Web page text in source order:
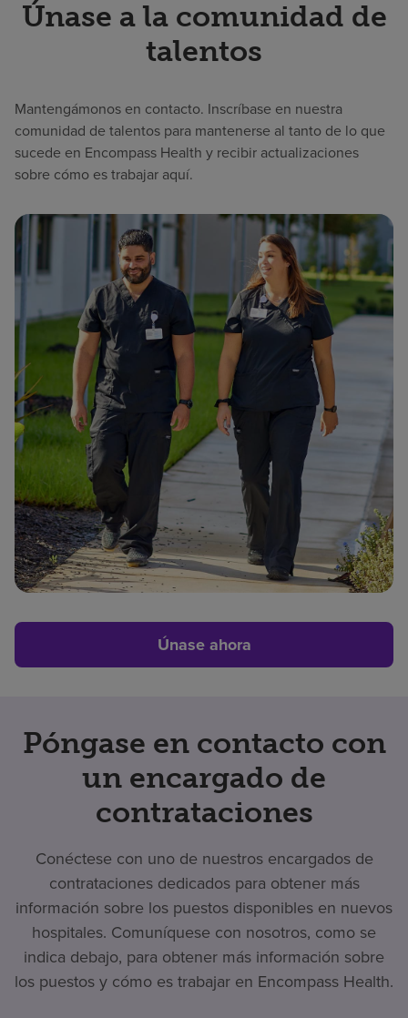
Únase a la comunidad de
talentos
Mantengámonos en contacto. Inscríbase en nuestra
comunidad de talentos para mantenerse al tanto de lo que
sucede en Encompass Health y recibir actualizaciones
sobre cómo es trabajar aquí.
Únase ahora
Póngase en contacto con
un encargado de
contrataciones
Conéctese con uno de nuestros encargados de
contrataciones dedicados para obtener más
información sobre los puestos disponibles en nuevos
hospitales. Comuníquese con nosotros, como se
indica debajo, para obtener más información sobre
los puestos y cómo es trabajar en Encompass Health.